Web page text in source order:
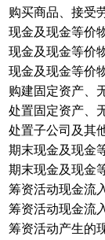
购买商品、接受
现金及现金等价
现金及现金等价
现金及现金等价
购建固定资产、
处置固定资产、
处置子公司及其
期末现金及现金
期末现金及现金
筹资活动现金流
筹资活动现金流
筹资活动产生的